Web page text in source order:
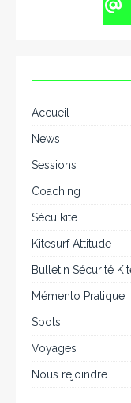
Accueil
News
Sessions
Coaching
Sécu kite
Kitesurf Attitude
Bulletin Sécurité
Mémento Pratique
Spots
Voyages
Nous rejoindre